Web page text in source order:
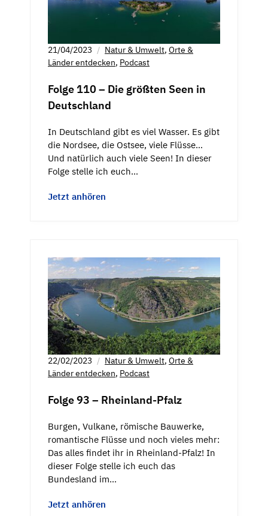
21/04/2023 Natur & Umwelt, Orte &
Länder entdecken, Podcast
Folge 110 – Die größten Seen in
Deutschland
In Deutschland gibt es viel Wasser. Es gibt
die Nordsee, die Ostsee, viele Flüsse…
Und natürlich auch viele Seen! In dieser
Folge stelle ich euch…
Jetzt anhören
22/02/2023 Natur & Umwelt, Orte &
Länder entdecken, Podcast
Folge 93 – Rheinland-Pfalz
Burgen, Vulkane, römische Bauwerke,
romantische Flüsse und noch vieles mehr:
Das alles findet ihr in Rheinland-Pfalz! In
dieser Folge stelle ich euch das
Bundesland im…
Jetzt anhören